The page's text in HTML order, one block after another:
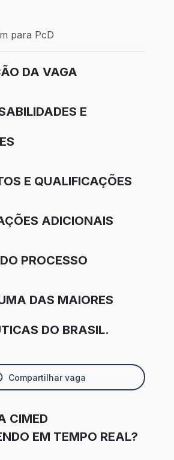
Presencial
PcD
para PcD
DA VAGA
E
E QUALIFICAÇÕES
ADICIONAIS
PROCESSO
DAS MAIORES
DO BRASIL.
Compartilhar vaga
CIMED
EM TEMPO REAL?